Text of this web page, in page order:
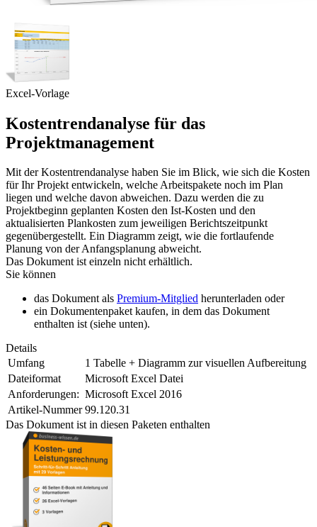
Excel-Vorlage
Kostentrendanalyse für das
Projektmanagement
Mit der Kostentrendanalyse haben Sie im Blick, wie sich die Kosten
für Ihr Projekt entwickeln, welche Arbeitspakete noch im Plan
liegen und welche davon abweichen. Dazu werden die zu
Projektbeginn geplanten Kosten den Ist-Kosten und den
aktualisierten Plankosten zum jeweiligen Berichtszeitpunkt
gegenübergestellt. Ein Diagramm zeigt, wie die fortlaufende
Planung von der Anfangsplanung abweicht.
Das Dokument ist einzeln nicht erhältlich.
Sie können
das Dokument als Premium-Mitglied herunterladen oder
ein Dokumentenpaket kaufen, in dem das Dokument
enthalten ist (siehe unten).
Details
Umfang
1 Tabelle + Diagramm zur visuellen Aufbereitung
Dateiformat
Microsoft Excel Datei
Anforderungen: Microsoft Excel 2016
Artikel-Nummer 99.120.31
Das Dokument ist in diesen Paketen enthalten